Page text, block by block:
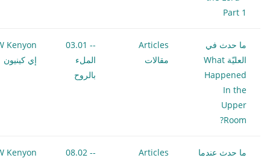
Part 1
ما حدث في
العليّة What
Happened
In the
Upper
Room?
Articles
مقالات
-- 03.01
الملء
بالروح
Kenyon
إي كينيون
ما حدث عندما
Articles
-- 08.02
Kenyon